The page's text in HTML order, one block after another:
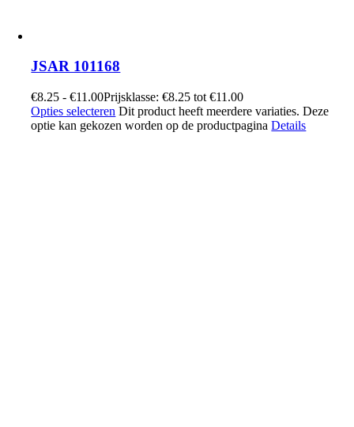
JSAR 101168
€8.25 - €11.00Prijsklasse: €8.25 tot €11.00
Opties selecteren Dit product heeft meerdere variaties. Deze
optie kan gekozen worden op de productpaginaDetails